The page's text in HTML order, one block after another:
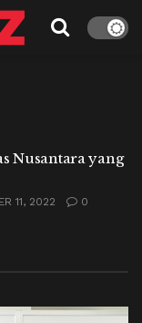
Nusantara yang
11, 2022 0